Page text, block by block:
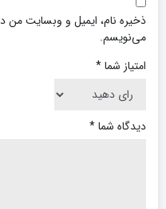
ذخیره نام، ایمیل و وبسایت من
می‌نویسم.
امتیاز شما*
دیدگاه شما*